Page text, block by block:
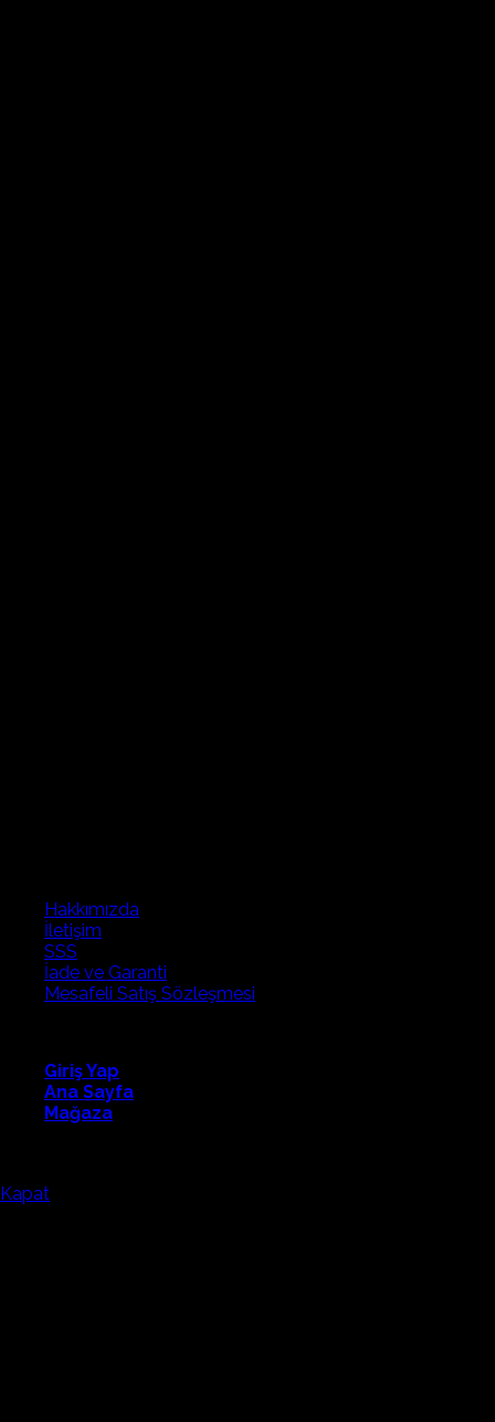
Hakkımızda
İletişim
SSS
İade ve Garanti
Mesafeli Satış Sözleşmesi
Giriş Yap
Ana Sayfa
Mağaza
Kapat